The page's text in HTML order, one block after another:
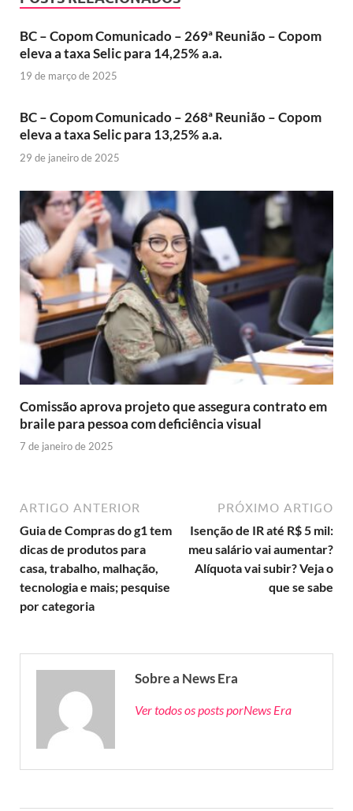
BC – Copom Comunicado – 269ª Reunião – Copom
eleva a taxa Selic para 14,25% a.a.
19 de março de 2025
BC – Copom Comunicado – 268ª Reunião – Copom
eleva a taxa Selic para 13,25% a.a.
29 de janeiro de 2025
Comissão aprova projeto que assegura contrato em
braile para pessoa com deficiência visual
7 de janeiro de 2025
ARTIGO ANTERIOR
Guia de Compras do g1 tem
dicas de produtos para
casa, trabalho, malhação,
tecnologia e mais; pesquise
por categoria
PRÓXIMO ARTIGO
Isenção de IR até R$ 5 mil:
meu salário vai aumentar?
Alíquota vai subir? Veja o
que se sabe
Sobre a News Era
Ver todos os posts porNews Era